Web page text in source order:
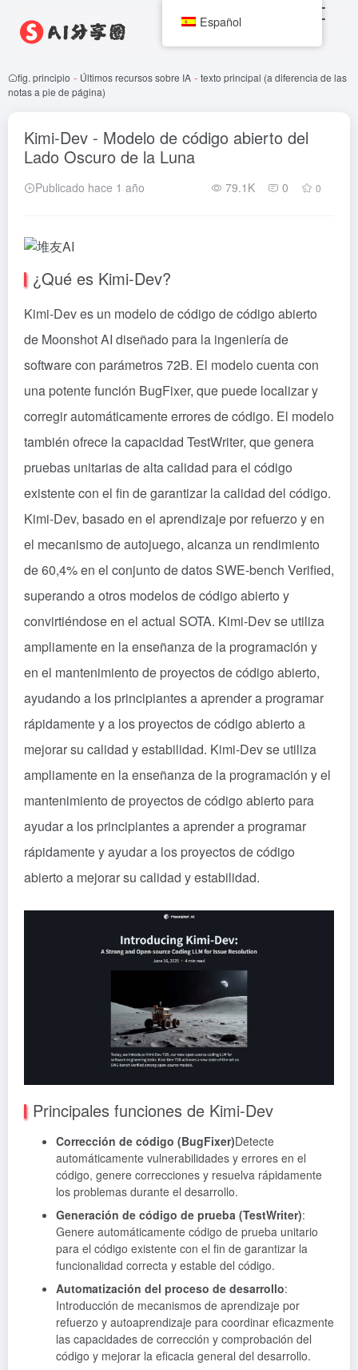
fig. principio - Últimos recursos sobre IA - texto principal (a diferencia de las
notas a pie de página)
Kimi-Dev - Modelo de código abierto del
Lado Oscuro de la Luna
Publicado hace 1 año 79.1K 0 0
¿Qué es Kimi-Dev?
Kimi-Dev es un modelo de código de código abierto
de Moonshot AI diseñado para la ingeniería de
software con parámetros 72B. El modelo cuenta con
una potente función BugFixer, que puede localizar y
corregir automáticamente errores de código. El modelo
también ofrece la capacidad TestWriter, que genera
pruebas unitarias de alta calidad para el código
existente con el fin de garantizar la calidad del código.
Kimi-Dev, basado en el aprendizaje por refuerzo y en
el mecanismo de autojuego, alcanza un rendimiento
de 60,4% en el conjunto de datos SWE-bench Verified,
superando a otros modelos de código abierto y
convirtiéndose en el actual SOTA. Kimi-Dev se utiliza
ampliamente en la enseñanza de la programación y
en el mantenimiento de proyectos de código abierto,
ayudando a los principiantes a aprender a programar
rápidamente y a los proyectos de código abierto a
mejorar su calidad y estabilidad. Kimi-Dev se utiliza
ampliamente en la enseñanza de la programación y el
mantenimiento de proyectos de código abierto para
ayudar a los principiantes a aprender a programar
rápidamente y ayudar a los proyectos de código
abierto a mejorar su calidad y estabilidad.
Principales funciones de Kimi-Dev
Corrección de código (BugFixer)Detecte
automáticamente vulnerabilidades y errores en el
código, genere correcciones y resuelva rápidamente
los problemas durante el desarrollo.
Generación de código de prueba (TestWriter):
Genere automáticamente código de prueba unitario
para el código existente con el fin de garantizar la
funcionalidad correcta y estable del código.
Automatización del proceso de desarrollo:
Introducción de mecanismos de aprendizaje por
refuerzo y autoaprendizaje para coordinar eficazmente
las capacidades de corrección y comprobación del
código y mejorar la eficacia general del desarrollo.
Español